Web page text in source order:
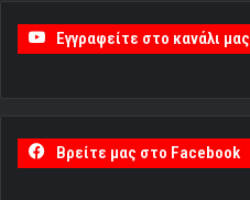
Εγγραφείτε στο κανάλι μας
Βρείτε μας στο Facebook